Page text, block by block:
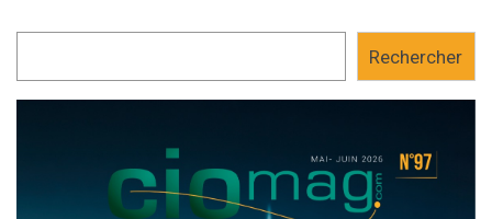
Rechercher